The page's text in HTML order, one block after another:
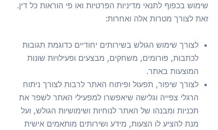
שימוש בכפוף לתנאי מדיניות הפרטיות ואו פי הוראות כל דין.
זאת לצורך מטרות אלה ואחרות:
לצורך שימוש הגולש בשירותים יחודיים כדוגמת תגובות
לכתבות, פורומים, משחקים, מבצעים ופעילויות שונות
המוצעות באתר.
לצורך שיפור, תפעול ופיתוח האתר לרבות לצורך ניתוח
הרגלי צפייה וגלישה שיאפשרו למפעילי האתר לשפר את
תכניות ומבנהו של האתר לנוחיות ושימושיות הגולש, ועל
מנת להציע לו הצעות, מידע ושירותים מותאמים אישית